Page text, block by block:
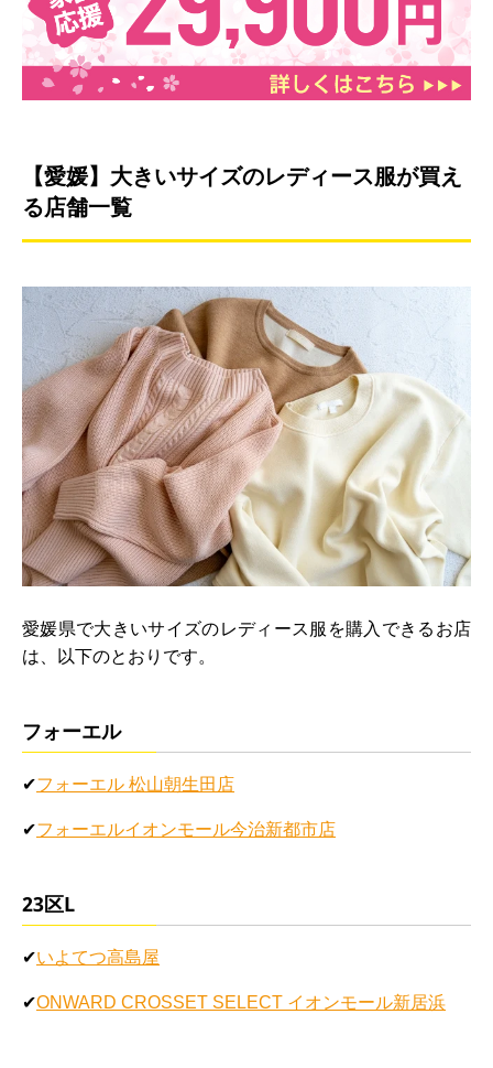
【愛媛】大きいサイズのレディース服が買え
る店舗一覧
愛媛県で大きいサイズのレディース服を購入できるお店
は、以下のとおりです。
フォーエル
✔フォーエル 松山朝生田店
✔フォーエルイオンモール今治新都市店
23区L
✔いよてつ高島屋
✔ONWARD CROSSET SELECT イオンモール新居浜